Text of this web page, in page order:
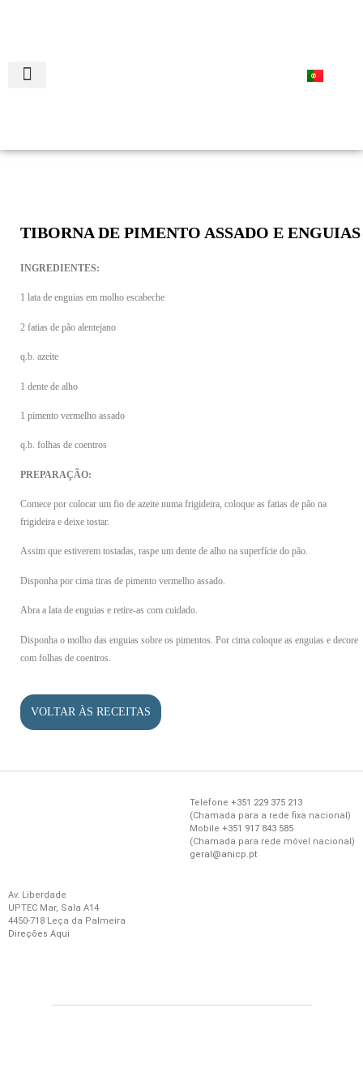
TIBORNA DE PIMENTO ASSADO E ENGUIAS
INGREDIENTES:
1 lata de enguias em molho escabeche
2 fatias de pão alentejano
q.b. azeite
1 dente de alho
1 pimento vermelho assado
q.b. folhas de coentros
PREPARAÇÃO:
Comece por colocar um fio de azeite numa frigideira, coloque as fatias de pão na
frigideira e deixe tostar.
Assim que estiverem tostadas, raspe um dente de alho na superfície do pão.
Disponha por cima tiras de pimento vermelho assado.
Abra a lata de enguias e retire-as com cuidado.
Disponha o molho das enguias sobre os pimentos. Por cima coloque as enguias e decore
com folhas de coentros.
VOLTAR ÀS RECEITAS
Telefone +351 229 375 213
(Chamada para a rede fixa nacional)
Mobile +351 917 843 585
(Chamada para rede móvel nacional)
geral@anicp.pt
Av. Liberdade
UPTEC Mar, Sala A14
4450-718 Leça da Palmeira
Direções Aqui